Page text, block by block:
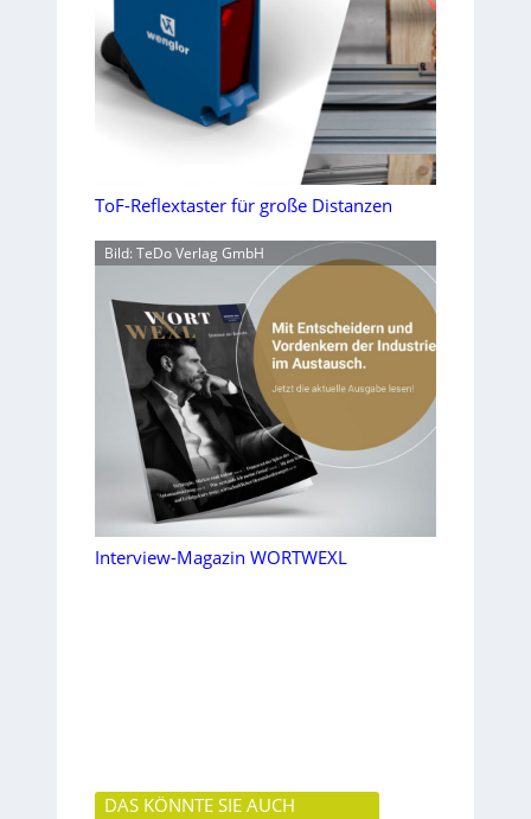
ToF-Reflextaster für große Distanzen
Bild: TeDo Verlag GmbH
Interview-Magazin WORTWEXL
DAS KÖNNTE SIE AUCH